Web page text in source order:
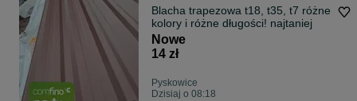
Blacha trapezowa t18, t35, t7 różne
kolory i różne długości! najtaniej
Nowe
14 zł
Pyskowice
Dzisiaj o 08:18